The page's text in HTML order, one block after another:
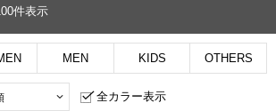
件表示
MEN KIDS OTHERS
全カラー表示